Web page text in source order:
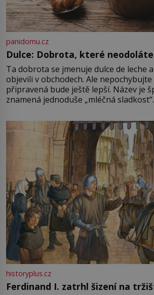
panidomu.cz
Dulce: Dobrota, které neodoláte
Ta dobrota se jmenuje dulce de leche
objevili v obchodech. Ale
připravená bude ještě lepší. Název je
znamená jednoduše „mléčná
pře hned několik latinskoamerických
Francie, kde se traduje,
historyplus.cz
Ferdinand I. zatrhl šizení na